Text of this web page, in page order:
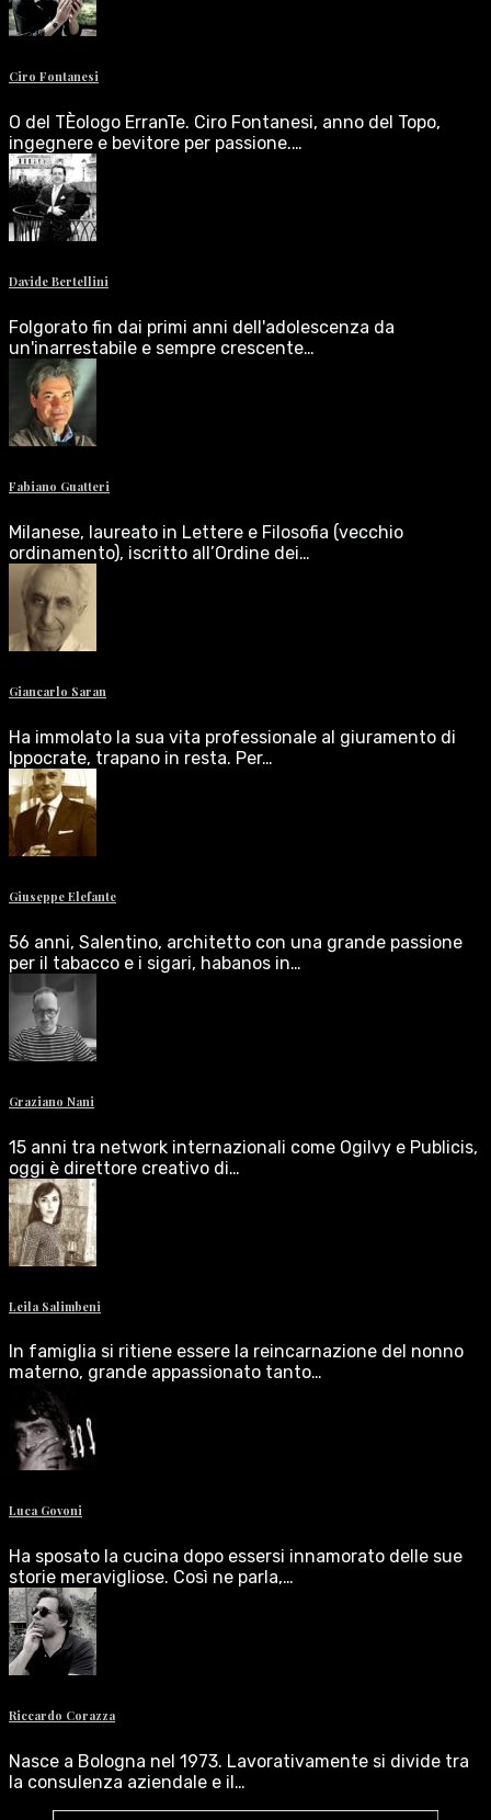
Ciro Fontanesi
O del TÈologo ErranTe. Ciro Fontanesi, anno del Topo,
ingegnere e bevitore per passione.…
Davide Bertellini
Folgorato fin dai primi anni dell'adolescenza da
un'inarrestabile e sempre crescente…
Fabiano Guatteri
Milanese, laureato in Lettere e Filosofia (vecchio
ordinamento), iscritto all’Ordine dei…
Giancarlo Saran
Ha immolato la sua vita professionale al giuramento di
Ippocrate, trapano in resta. Per…
Giuseppe Elefante
56 anni, Salentino, architetto con una grande passione
per il tabacco e i sigari, habanos in…
Graziano Nani
15 anni tra network internazionali come Ogilvy e Publicis,
oggi è direttore creativo di…
Leila Salimbeni
In famiglia si ritiene essere la reincarnazione del nonno
materno, grande appassionato tanto…
Luca Govoni
Ha sposato la cucina dopo essersi innamorato delle sue
storie meravigliose. Così ne parla,…
Riccardo Corazza
Nasce a Bologna nel 1973. Lavorativamente si divide tra
la consulenza aziendale e il…